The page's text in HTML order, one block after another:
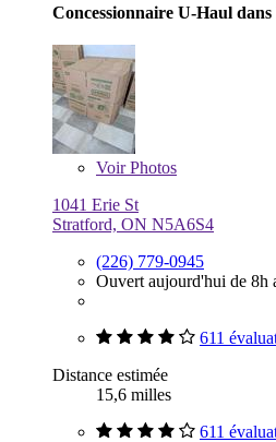
Concessionnaire U-Haul dans
VoirPhotos
1041 Erie St
Stratford, ON N5A6S4
(226) 779-0945
Ouvert aujourd'hui de 8h
611
Distance estimée
15,6 milles
611